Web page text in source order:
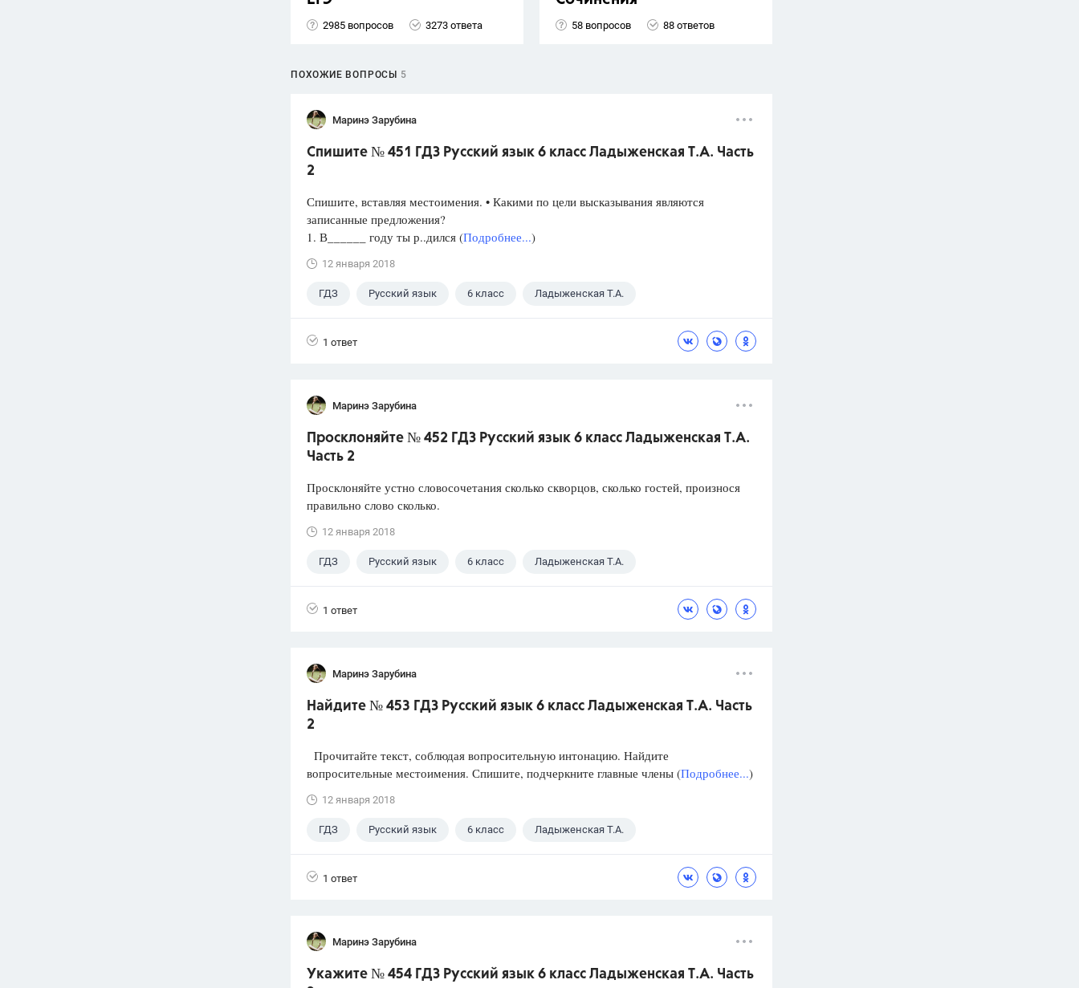
2985 вопросов 3273 ответа 58 вопросов 88 ответов
ПОХОЖИЕ ВОПРОСЫ 5
Маринэ Зарубина
Спишите № 451 ГДЗ Русский язык 6 класс Ладыженская Т.А. Часть
2
Спишите, вставляя местоимения. • Какими по цели высказывания являются
записанные предложения?
1. В______ году ты р..дился (Подробнее...)
12 января 2018
ГДЗ Русский язык 6 класс Ладыженская Т.А.
1 ответ
Маринэ Зарубина
Просклоняйте № 452 ГДЗ Русский язык 6 класс Ладыженская Т.А.
Часть 2
Просклоняйте устно словосочетания сколько скворцов, сколько гостей, произнося
правильно слово сколько.
12 января 2018
ГДЗ Русский язык 6 класс Ладыженская Т.А.
1 ответ
Маринэ Зарубина
Найдите № 453 ГДЗ Русский язык 6 класс Ладыженская Т.А. Часть
2
Прочитайте текст, соблюдая вопросительную интонацию. Найдите
вопросительные местоимения. Спишите, подчеркните главные члены (Подробнее...)
12 января 2018
ГДЗ Русский язык 6 класс Ладыженская Т.А.
1 ответ
Маринэ Зарубина
Укажите № 454 ГДЗ Русский язык 6 класс Ладыженская Т.А. Часть